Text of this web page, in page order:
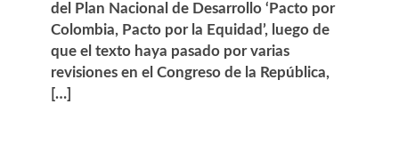
del Plan Nacional de Desarrollo ‘Pacto por
Colombia, Pacto por la Equidad’, luego de
que el texto haya pasado por varias
revisiones en el Congreso de la República,
[…]